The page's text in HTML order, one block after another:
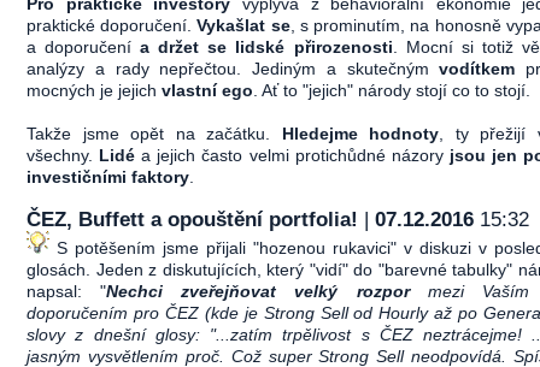
praktické doporučení.Vykašlat se, s prominutím, na honosně
a doporučenía držet se lidské přirozenosti . Mocní si totiž
analýzy a rady nepřečtou. Jediným a skutečnýmvodítkem
mocných je jejich vlastní ego . Ať to "jejich" národy stojí co to stojí.
Takže jsme opět na začátku. Hledejme hodnoty , ty přežijí
všechny. Lidéa jejich často velmi protichůdné názory jsou jen
investičními faktory
ČEZ, Buffett a opouštění portfolia! | 07.12.2016 15:32
S potěšením jsme přijali "hozenou rukavici" v diskuzi v
glosách. Jeden z diskutujících, který "vidí" do "barevné tabulky"
napsal: "Nechci zveřejňovat velký rozpormezi Vaším
doporučením pro ČEZ (kde je Strong Sell od Hourly až po
slovy z dnešní glosy: "...zatím trpělivost s ČEZ neztrácejme!
jasným vysvětlením proč. Což super Strong Sell neodpovídá.